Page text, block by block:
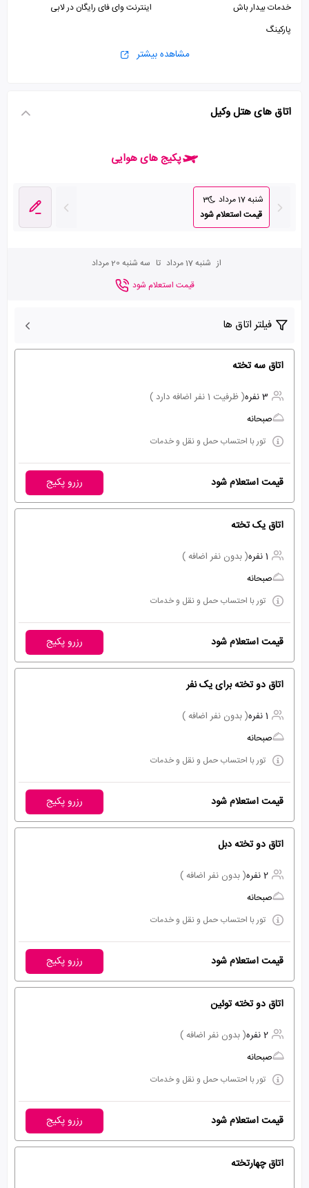
خدمات بیدار باش
اینترنت وای فای رایگان در لابی
پارکینگ
مشاهده بیشتر
اتاق های هتل وکیل
پکیج های هوایی
شنبه 17 مرداد
3
قیمت استعلام شود
از شنبه 17 مرداد تا سه شنبه 20 مرداد
قیمت استعلام شود
فیلتر اتاق ها
اتاق سه تخته
3 نفره
( ظرفیت 1 نفر اضافه دارد )
صبحانه
تور با احتساب حمل و نقل و خدمات
قیمت استعلام شود رزرو پکیج
اتاق یک تخته
1 نفره
( بدون نفر اضافه )
صبحانه
تور با احتساب حمل و نقل و خدمات
قیمت استعلام شود رزرو پکیج
اتاق دو تخته برای یک نفر
1 نفره
( بدون نفر اضافه )
صبحانه
تور با احتساب حمل و نقل و خدمات
قیمت استعلام شود رزرو پکیج
اتاق دو تخته دبل
2 نفره
( بدون نفر اضافه )
صبحانه
تور با احتساب حمل و نقل و خدمات
قیمت استعلام شود رزرو پکیج
اتاق دو تخته توئین
2 نفره
( بدون نفر اضافه )
صبحانه
تور با احتساب حمل و نقل و خدمات
قیمت استعلام شود رزرو پکیج
اتاق چهارتخته